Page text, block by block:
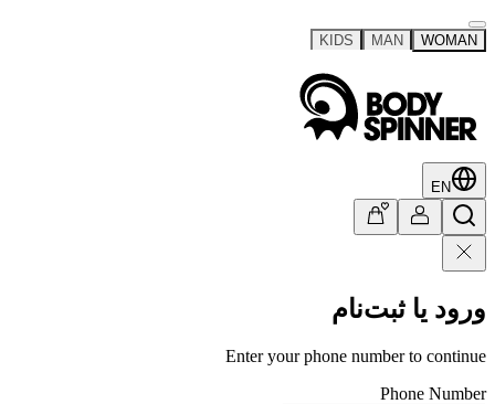
WOMAN
MAN
KIDS
EN
ورود یا ثبت‌نام
Enter your phone number to continue
Phone Number